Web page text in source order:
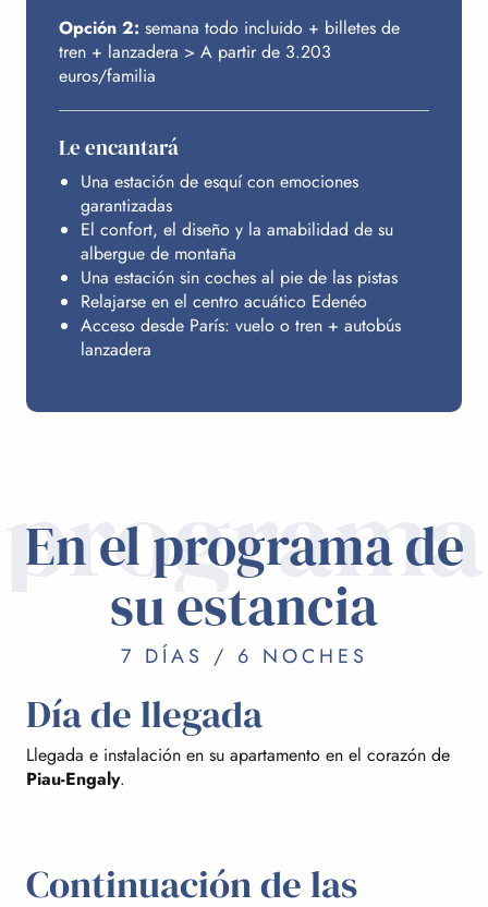
Opción 2: semana todo incluido + billetes de
tren + lanzadera > A partir de 3.203
euros/familia
Le encantará
Una estación de esquí con emociones
garantizadas
El confort, el diseño y la amabilidad de su
albergue de montaña
Una estación sin coches al pie de las pistas
Relajarse en el centro acuático Edenéo
Acceso desde París: vuelo o tren + autobús
lanzadera
programa
En el programa de
su estancia
7 DÍAS / 6 NOCHES
Día de llegada
Llegada e instalación en su apartamento en el corazón de
Piau-Engaly.
Continuación de las